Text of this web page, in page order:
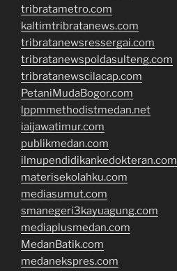
tribratametro.com
kaltimtribratanews.com
tribratanewsressergai.com
tribratanewspoldasulteng.com
tribratanewscilacap.com
PetaniMudaBogor.com
lppmmethodistmedan.net
iaijawatimur.com
publikmedan.com
ilmupendidikankedokteran.com
materisekolahku.com
mediasumut.com
smanegeri3kayuagung.com
mediaplusmedan.com
MedanBatik.com
medanekspres.com